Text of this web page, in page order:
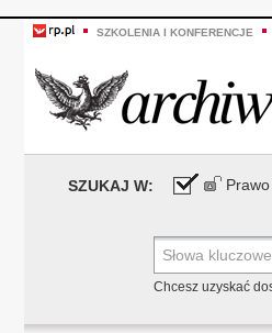
SZKOLENIA I KONFERENCJE
SZUKAJ W: Prawo
Chcesz uzyskać